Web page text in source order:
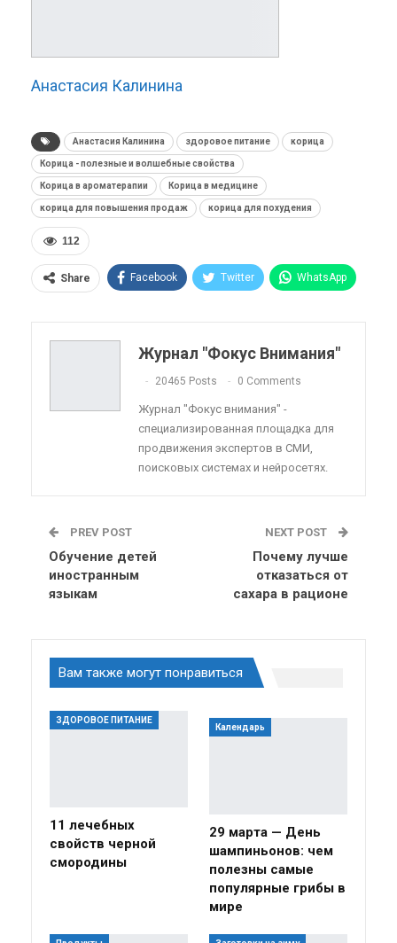
Анастасия Калинина
Анастасия Калинина здоровое питание корица
Корица - полезные и волшебные свойства
Корица в ароматерапии Корица в медицине
корица для повышения продаж корица для похудения
112
Share Facebook Twitter WhatsApp
Telegram Viber
Linkedin Tumblr
Журнал "Фокус Внимания"
20465 Posts 0 Comments
Журнал "Фокус внимания" -
специализированная площадка для
продвижения экспертов в СМИ,
поисковых системах и нейросетях.
PREV POST
Обучение детей
иностранным
языкам
NEXT POST
Почему лучше
отказаться от
сахара в рационе
Вам также могут понравиться
ЗДОРОВОЕ ПИТАНИЕ
11 лечебных
свойств черной
смородины
Календарь
29 марта — День
шампиньонов: чем
полезны самые
популярные грибы в
мире